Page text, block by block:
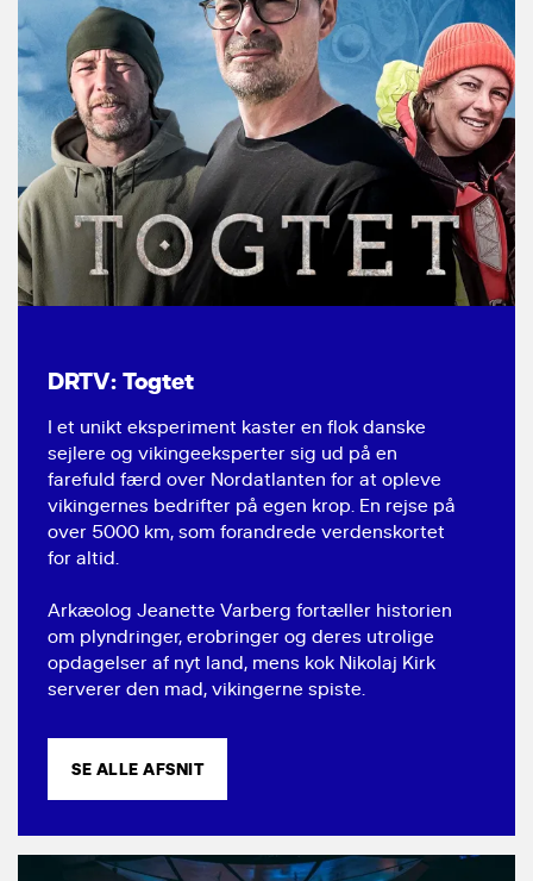
DRTV: Togtet
I et unikt eksperiment kaster en flok danske
sejlere og vikingeeksperter sig ud på en
farefuld færd over Nordatlanten for at opleve
vikingernes bedrifter på egen krop. En rejse på
over 5000 km, som forandrede verdenskortet
for altid.
Arkæolog Jeanette Varberg fortæller historien
om plyndringer, erobringer og deres utrolige
opdagelser af nyt land, mens kok Nikolaj Kirk
serverer den mad, vikingerne spiste.
SE ALLE AFSNIT